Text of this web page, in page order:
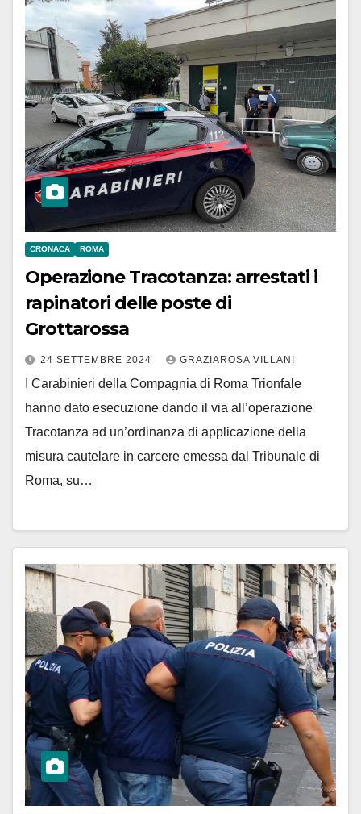
CRONACA ROMA
Operazione Tracotanza: arrestati i
rapinatori delle poste di
Grottarossa
24 SETTEMBRE 2024 GRAZIAROSA VILLANI
I Carabinieri della Compagnia di Roma Trionfale
hanno dato esecuzione dando il via all’operazione
Tracotanza ad un’ordinanza di applicazione della
misura cautelare in carcere emessa dal Tribunale di
Roma, su…